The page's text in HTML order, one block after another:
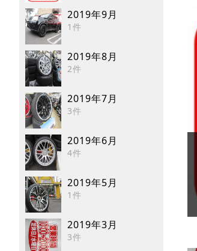
2019年9月
1件
2019年8月
2件
2019年7月
3件
2019年6月
4件
2019年5月
1件
2019年3月
3件